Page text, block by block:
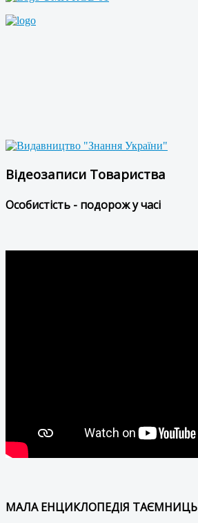
Відеозаписи Товариства
Особистість - подорож у часі
МАЛА ЕНЦИКЛОПЕДІЯ ТАЄМНИЦЬ